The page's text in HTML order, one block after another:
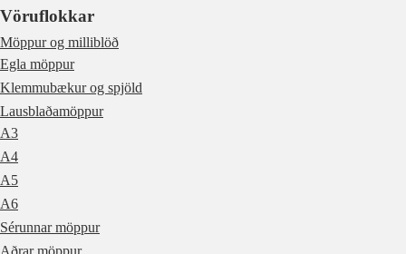
Vöruflokkar
Möppur og milliblöð
Egla möppur
Klemmubækur og spjöld
Lausblaðamöppur
A3
A4
A5
A6
Sérunnar möppur
Aðrar möppur